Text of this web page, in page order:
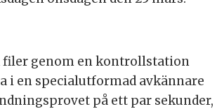
genom en kontrollstation
i en specialutformad avkännare
på ett par sekunder,